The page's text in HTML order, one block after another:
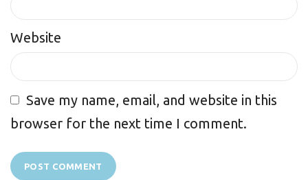
Website
Save my name, email, and website in this
browser for the next time I comment.